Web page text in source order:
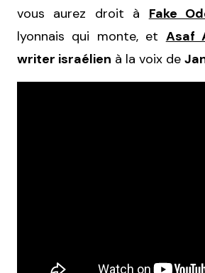
vous aurez droit à Fake
lyonnais qui monte, et Asaf
writer israélien à la voix de